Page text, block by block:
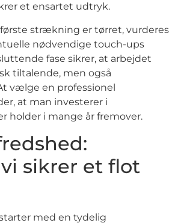
et ensartet udtryk.
strækning er tørret, vurderes
nødvendige touch-ups
fase sikrer, at arbejdet
tiltalende, men også
vælge en professionel
at man investerer i
holder i mange år fremover.
sikrer et flot
med en tydelig